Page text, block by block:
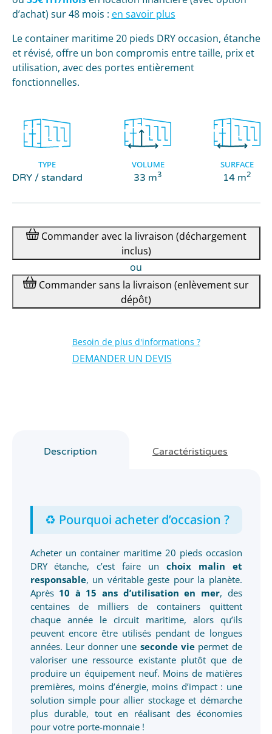
d’achat) sur 48 mois : en savoir plus
Le container maritime 20 pieds DRY occasion, étanche
et révisé, offre un bon compromis entre taille, prix et
utilisation, avec des portes entièrement
fonctionnelles.
TYPE
DRY / standard
VOLUME
33 m3
SURFACE
14 m2
Commanderavec la livraison (déchargement
inclus)
ou
Commandersans la livraison (enlèvement sur
dépôt)
Besoin de plus d'informations ?
DEMANDER UN DEVIS
Description Caractéristiques
♻️ Pourquoi acheter d’occasion ?
Acheter un container maritime 20 pieds occasion
DRY étanche, c’est faire un choix malin et
responsable, un véritable geste pour la planète.
Après 10 à 15 ans d’utilisation en mer, des
centaines de milliers de containers quittent
chaque année le circuit maritime, alors qu’ils
peuvent encore être utilisés pendant de longues
années. Leur donner une seconde viepermet de
valoriser une ressource existante plutôt que de
produire un équipement neuf. Moins de matières
premières, moins d’énergie, moins d’impact : une
solution simple pour allier stockage et démarche
plus durable, tout en réalisant des économies
pour votre porte-monnaie !